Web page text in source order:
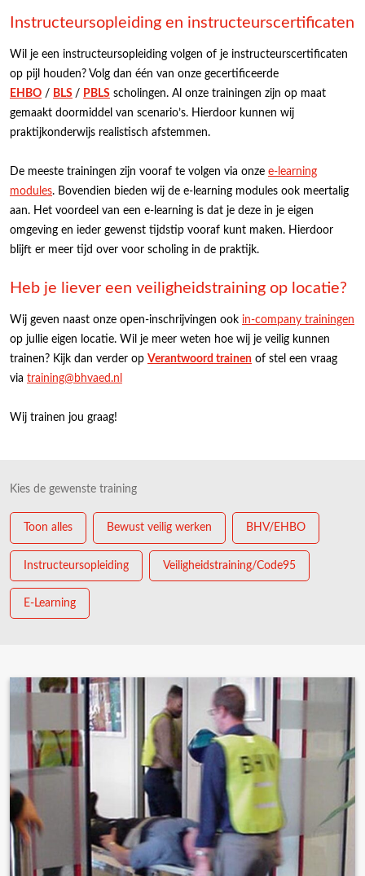
Instructeursopleiding en instructeurscertificaten
Wil je een instructeursopleiding volgen of je instructeurscertificaten
op pijl houden? Volg dan één van onze gecertificeerde
EHBO / BLS / PBLS scholingen. Al onze trainingen zijn op maat
gemaakt doormiddel van scenario’s. Hierdoor kunnen wij
praktijkonderwijs realistisch afstemmen.
De meeste trainingen zijn vooraf te volgen via onze e-learning
modules. Bovendien bieden wij de e-learning modules ook meertalig
aan. Het voordeel van een e-learning is dat je deze in je eigen
omgeving en ieder gewenst tijdstip vooraf kunt maken. Hierdoor
blijft er meer tijd over voor scholing in de praktijk.
Heb je liever een veiligheidstraining op locatie?
Wij geven naast onze open-inschrijvingen ook in-company trainingen
op jullie eigen locatie. Wil je meer weten hoe wij je veilig kunnen
trainen? Kijk dan verder op Verantwoord trainen of stel een vraag
via training@bhvaed.nl
Wij trainen jou graag!
Kies de gewenste training
Toon alles Bewust veilig werken BHV/EHBO
Instructeursopleiding Veiligheidstraining/Code95
E-Learning